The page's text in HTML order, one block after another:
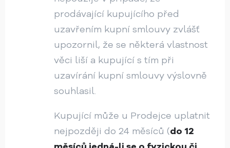
prodávající kupujícího před
uzavřením kupní smlouvy zvlášť
upozornil, že se některá vlastnost
věci liší a kupující s tím při
uzavírání kupní smlouvy výslovně
souhlasil.
Kupující může u Prodejce uplatnit
nejpozději do 24 měsíců (do 12